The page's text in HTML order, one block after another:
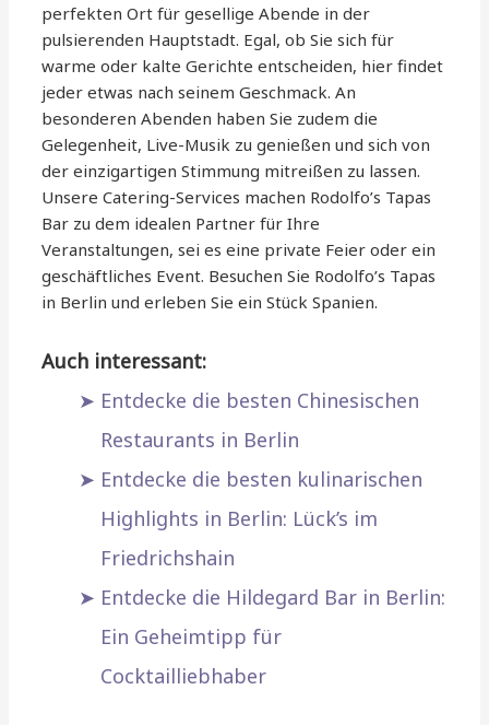
perfekten Ort für gesellige Abende in der
pulsierenden Hauptstadt. Egal, ob Sie sich für
warme oder kalte Gerichte entscheiden, hier findet
jeder etwas nach seinem Geschmack. An
besonderen Abenden haben Sie zudem die
Gelegenheit, Live-Musik zu genießen und sich von
der einzigartigen Stimmung mitreißen zu lassen.
Unsere Catering-Services machen Rodolfo’s Tapas
Bar zu dem idealen Partner für Ihre
Veranstaltungen, sei es eine private Feier oder ein
geschäftliches Event. Besuchen Sie Rodolfo’s Tapas
in Berlin und erleben Sie ein Stück Spanien.
Auch interessant:
Entdecke die besten Chinesischen
Restaurants in Berlin
Entdecke die besten kulinarischen
Highlights in Berlin: Lück’s im
Friedrichshain
Entdecke die Hildegard Bar in Berlin:
Ein Geheimtipp für
Cocktailliebhaber